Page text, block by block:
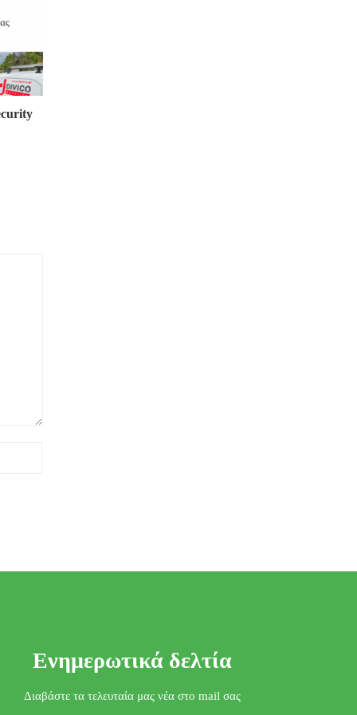
Ενημερωτικά δελτία
Διαβάστε τα τελευταία μας νέα στο mail σας